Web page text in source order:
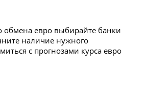
обмена евро выбирайте банки
наличие нужного
с прогнозами курса евро